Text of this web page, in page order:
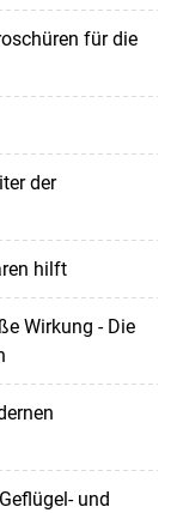
für die
der
hilft
Wirkung - Die
und